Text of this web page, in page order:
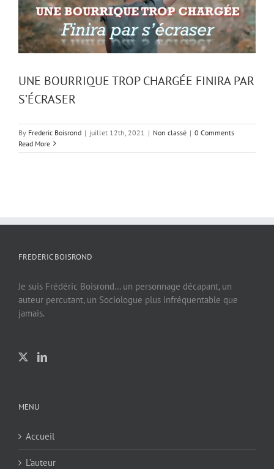
UNE BOURRIQUE TROP CHARGÉE FINIRA PAR
S’ÉCRASER
By Frederic Boisrond | juillet 12th, 2021 | Non classé | 0 Comments
Read More
FREDERIC BOISROND
Je suis Frédéric Boisrond… un personnage décapant, un
auteur percutant, un Sociologue plus infréquentable que
jamais.
MENU
Accueil
L’auteur